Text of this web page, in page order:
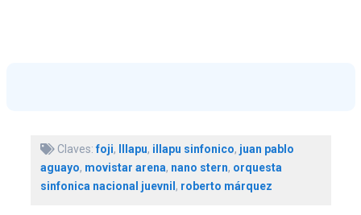
Claves:foji, Illapu, illapu sinfonico, juan pablo
aguayo, movistar arena, nano stern, orquesta
sinfonica nacional juevnil , roberto márquez